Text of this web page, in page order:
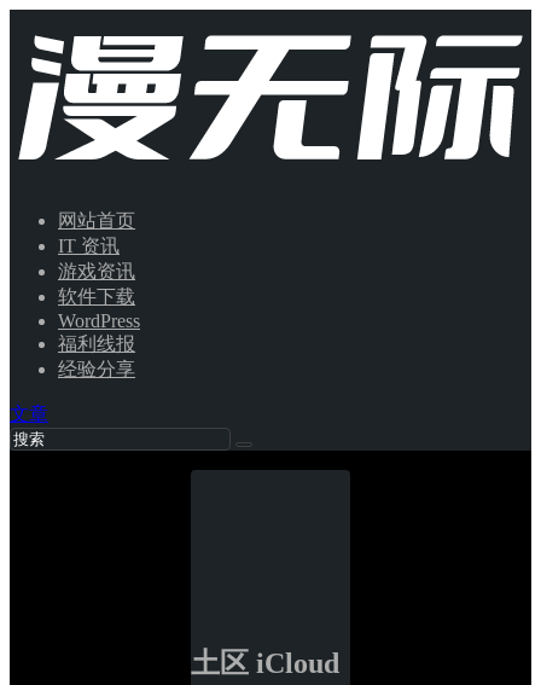
网站首页
IT 资讯
游戏资讯
软件下载
WordPress
福利线报
经验分享
文章
土区 iCloud